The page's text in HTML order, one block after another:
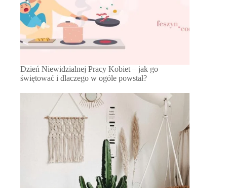
Dzień Niewidzialnej Pracy Kobiet – jak go
świętować i dlaczego w ogóle powstał?